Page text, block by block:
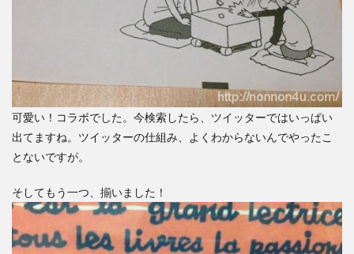
可愛い！コラボでした。今検索したら、ツイッターではいっぱい
出てますね。ツイッターの仕組み、よくわからないんでやったこ
とないですが。
そしてもう一つ、揃いました！